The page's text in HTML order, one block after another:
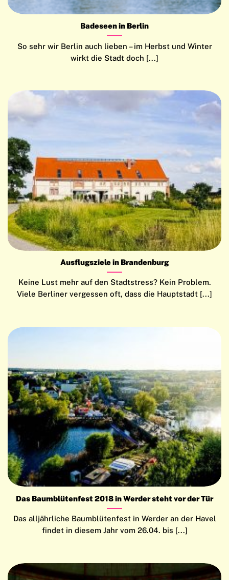
Badeseen in Berlin
So sehr wir Berlin auch lieben – im Herbst und Winter
wirkt die Stadt doch [...]
Ausflugsziele in Brandenburg
Keine Lust mehr auf den Stadtstress? Kein Problem.
Viele Berliner vergessen oft, dass die Hauptstadt [...]
Das Baumblütenfest 2018 in Werder steht vor der Tür
Das alljährliche Baumblütenfest in Werder an der Havel
findet in diesem Jahr vom 26.04. bis [...]